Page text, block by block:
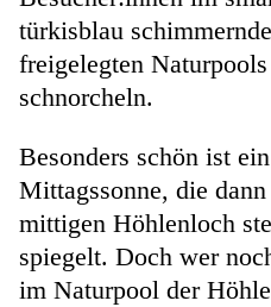
türkisblau
freigelegten
schnorcheln.
Besonders schön ist
Mittagssonne, die
mittigen Höhlenloch
spiegelt. Doch wer
im Naturpool der